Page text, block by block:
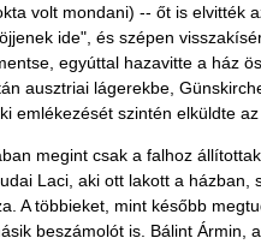
volt mondani) -- őt is
ide", és szépen
egyúttal hazavitte a ház
ausztriai lágerekbe,
emlékezését szintén elküldte
megint csak a falhoz
Laci, aki ott lakott a
A többieket, mint később
beszámolót is. Bálint